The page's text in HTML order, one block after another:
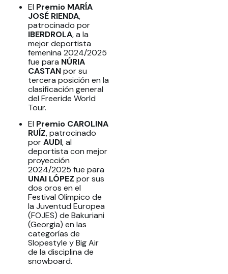
El Premio MARÍA
JOSÉ RIENDA,
patrocinado por
IBERDROLA, a la
mejor deportista
femenina 2024/2025
fue para NÚRIA
CASTANpor su
tercera posición en la
clasificación general
del Freeride World
Tour.
El Premio CAROLINA
RUÍZ, patrocinado
porAUDI, al
deportista con mejor
proyección
2024/2025 fue para
UNAI LÓPEZ por sus
dos oros en el
Festival Olímpico de
la Juventud Europea
(FOJES) de Bakuriani
(Georgia) en las
categorías de
Slopestyle y Big Air
de la disciplina de
snowboard.